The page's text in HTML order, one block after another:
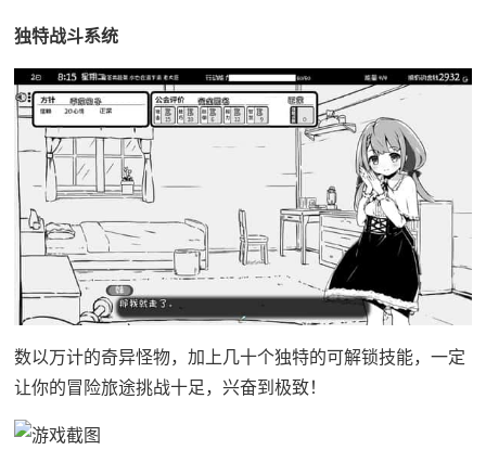
独特战斗系统
数以万计的奇异怪物，加上几十个独特的可解锁技能，一定
让你的冒险旅途挑战十足，兴奋到极致！